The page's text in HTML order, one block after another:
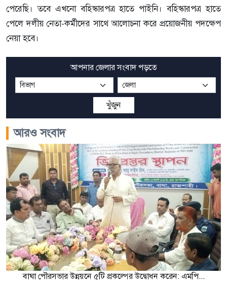
পেরেছি। তবে এখনো বহিস্কারপত্র হাতে পাইনি। বহিস্কারপত্র হাতে
পেলে দলীয় নেতা-কর্মীদের সাথে আলোচনা করে প্রয়োজনীয় পদক্ষেপ
নেয়া হবে।
আপনার জেলার সংবাদ পড়তে
খুঁজুন
আরও সংবাদ
বাঘা পৌরসভার উন্নয়নে ৫টি প্রকল্পের উদ্বোধন করেন: এমপি...